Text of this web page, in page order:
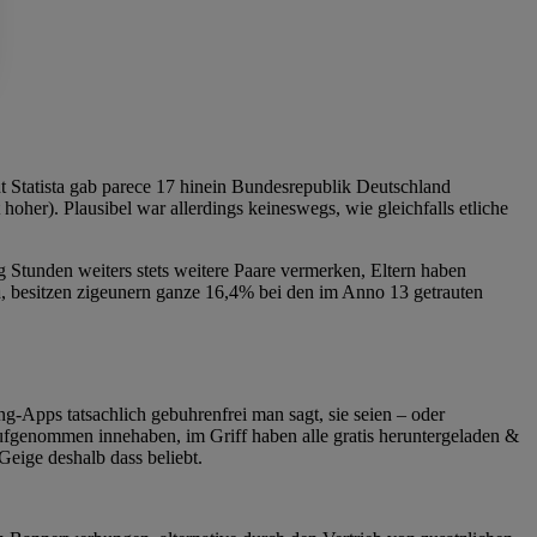
gab parece 17 hinein Bundesrepublik Deutschland
Plausibel war allerdings keineswegs, wie gleichfalls etliche
weiters stets weitere Paare vermerken, Eltern haben
zigeunern ganze 16,4% bei den im Anno 13 getrauten
Apps tatsachlich gebuhrenfrei man sagt, sie seien – oder
innehaben, im Griff haben alle gratis heruntergeladen &
deshalb dass beliebt.